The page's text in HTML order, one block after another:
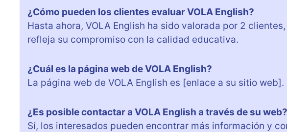
¿Cómo pueden los clientes evaluar VOLA English?
Hasta ahora, VOLA English ha sido valorada por 2
refleja su compromiso con la calidad educativa.
¿Cuál es la página web de VOLA English?
La página web de VOLA English es [enlace a su sitio web].
¿Es posible contactar a VOLA English a través de su web?
Sí, los interesados pueden encontrar más información y